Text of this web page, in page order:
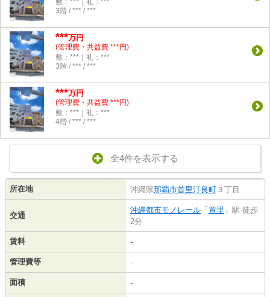
敷：***｜礼：***
3階 / *** / ***
***万円
(管理費・共益費 ***円)
敷：***｜礼：***
3階 / *** / ***
***万円
(管理費・共益費 ***円)
敷：***｜礼：***
4階 / *** / ***
全4件を表示する
所在地 沖縄県那覇市首里汀良町 ３丁目
交通
沖縄都市モノレール 「 首里 」駅 徒歩
2分
賃料 -
管理費等 -
面積 -